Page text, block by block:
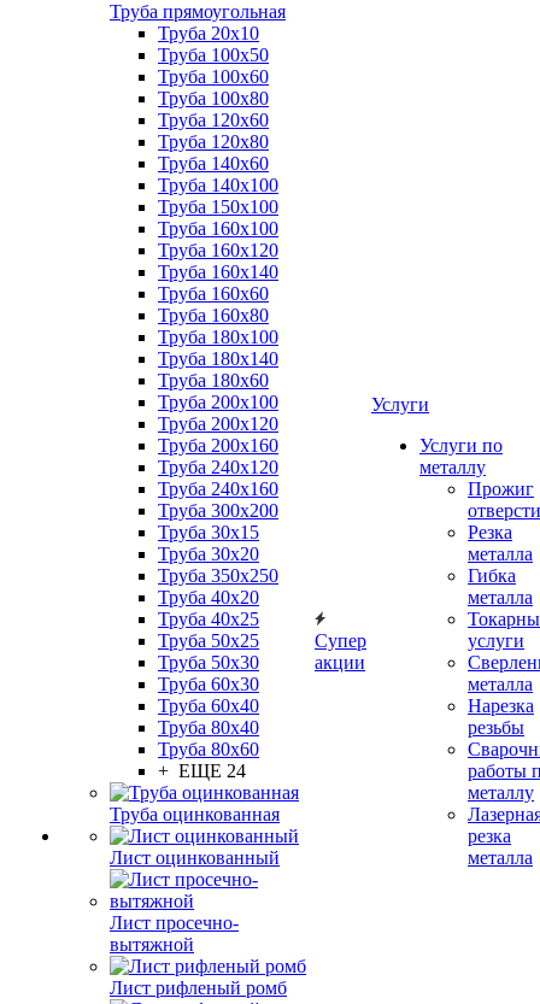
Труба прямоугольная
Труба 20x10
Труба 100x50
Труба 100x60
Труба 100x80
Труба 120x60
Труба 120x80
Труба 140x60
Труба 140x100
Труба 150x100
Труба 160x100
Труба 160x120
Труба 160x140
Труба 160x60
Труба 160x80
Труба 180x100
Труба 180x140
Труба 180x60
Труба 200x100
Труба 200x120
Труба 200x160
Труба 240x120
Труба 240x160
Труба 300x200
Труба 30x15
Труба 30x20
Труба 350x250
Труба 40x20
Труба 40x25
Труба 50x25
Труба 50x30
Труба 60x30
Труба 60x40
Труба 80x40
Труба 80x60
+ ЕЩЕ 24
Труба оцинкованная
Лист оцинкованный
Лист просечно-
вытяжной
Лист рифленый ромб
Супер
акции
Услуги
Услуги по
металлу
Прожиг
Резка
металла
Гибка
металла
услуги
металла
Нарезка
резьбы
работы
металлу
резка
металла